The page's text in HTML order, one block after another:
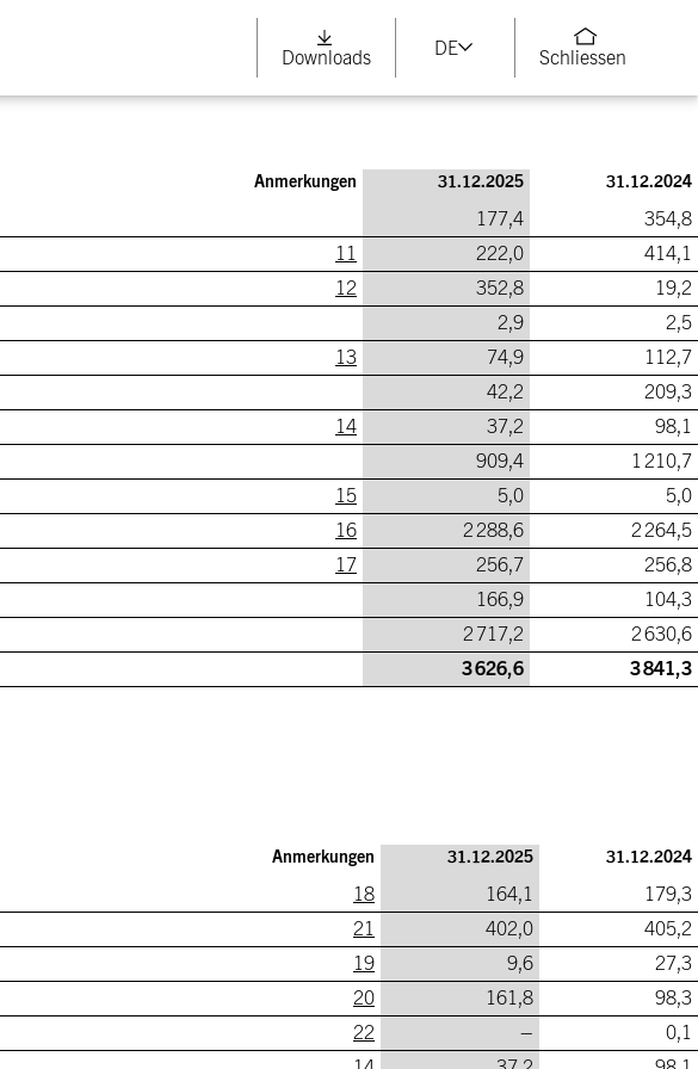
Downloads DE Schliessen
Anmerkungen 31.12.2025 31.12.2024
177,4
354,8
11 222,0
414,1
12 352,8
19,2
2,9
2,5
13 74,9
112,7
42,2
209,3
14 37,2
98,1
909,4
1 210,7
15 5,0
5,0
16 2 288,6
2 264,5
17 256,7
256,8
166,9
104,3
2 717,2
2 630,6
3 626,6 3 841,3
Anmerkungen 31.12.2025 31.12.2024
18 164,1
179,3
21 402,0
405,2
19 9,6
27,3
20 161,8
98,3
22 –
0,1